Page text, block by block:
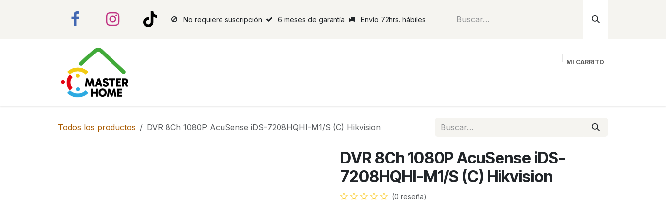
No requiere suscripción 6 meses de garantía Envío 72hrs. hábiles
MI CARRITO
Todos los productos DVR 8Ch 1080P AcuSense iDS-7208HQHI-M1/S (C) Hikvision
DVR 8Ch 1080P AcuSense iDS-
7208HQHI-M1/S (C) Hikvision
(0 reseña)